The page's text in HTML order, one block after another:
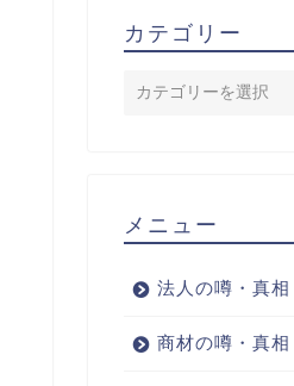
カテゴリー
メニュー
法人の噂・真相
商材の噂・真相